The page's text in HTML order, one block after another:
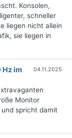
Konsolen,
schneller
liegen nicht allein
sie liegen in
Hz im
04.11.2025
Monitor
spricht damit